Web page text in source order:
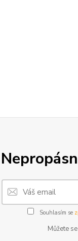
Souhlasím se
Můžete